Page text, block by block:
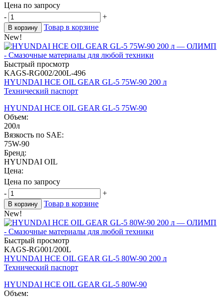
Цена по запросу
-
+
В корзину
Товар в корзине
New!
Быстрый просмотр
KAGS-RG002/200L-496
HYUNDAI HCE OIL GEAR GL-5 75W-90 200 л
Технический паспорт
HYUNDAI HCE OIL GEAR GL-5 75W-90
Объем:
200л
Вязкость по SAE:
75W-90
Бренд:
HYUNDAI OIL
Цена:
Цена по запросу
-
+
В корзину
Товар в корзине
New!
Быстрый просмотр
KAGS-RG001/200L
HYUNDAI HCE OIL GEAR GL-5 80W-90 200 л
Технический паспорт
HYUNDAI HCE OIL GEAR GL-5 80W-90
Объем: